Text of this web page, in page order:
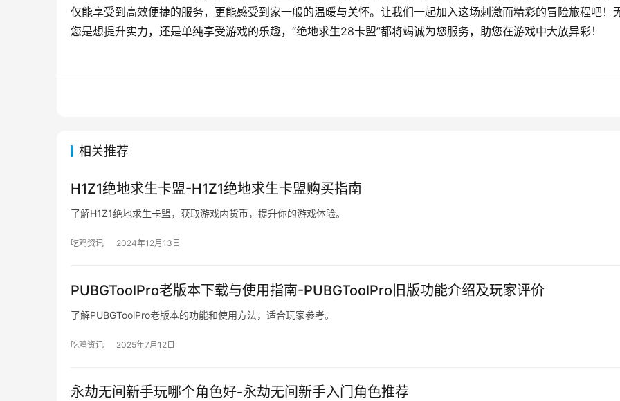
仅能享受到高效便捷的服务，更能感受到家一般的温暖与关怀。让我们一起加入这场刺激而精彩的冒险旅程吧！
您是想提升实力，还是单纯享受游戏的乐趣，“绝地求生28卡盟”都将竭诚为您服务，助您在游戏中大放异彩！
相关推荐
H1Z1绝地求生卡盟-H1Z1绝地求生卡盟购买指南
了解H1Z1绝地求生卡盟，获取游戏内货币，提升你的游戏体验。
吃鸡资讯 2024年12月13日
PUBGToolPro老版本下载与使用指南-PUBGToolPro旧版功能介绍及玩家评价
了解PUBGToolPro老版本的功能和使用方法，适合玩家参考。
吃鸡资讯 2025年7月12日
永劫无间新手玩哪个角色好-永劫无间新手入门角色推荐